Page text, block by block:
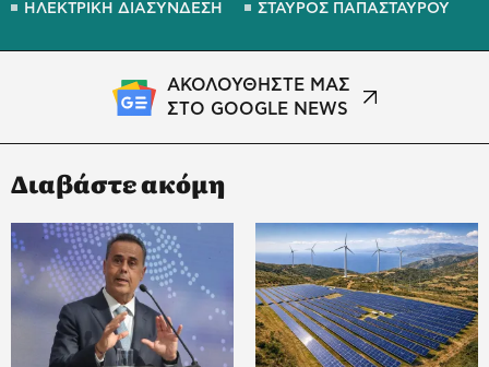
ΗΛΕΚΤΡΙΚΗ ΔΙΑΣΥΝΔΕΣΗ ΣΤΑΥΡΟΣ ΠΑΠΑΣΤΑΥΡΟΥ
ΑΚΟΛΟΥΘΗΣΤΕ ΜΑΣ
ΣΤΟ GOOGLE NEWS
Διαβάστε ακόμη